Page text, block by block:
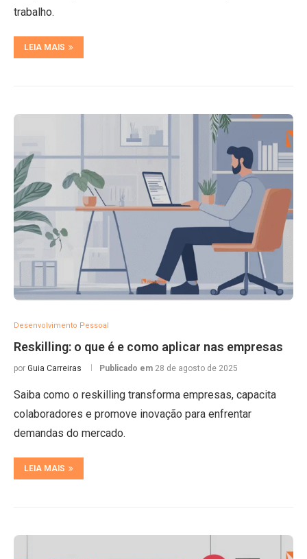
trabalho.
LEIA MAIS
Desenvolvimento Pessoal
Reskilling: o que é e como aplicar nas empresas
por Guia Carreiras Publicado em 28 de agosto de 2025
Saiba como o reskilling transforma empresas, capacita
colaboradores e promove inovação para enfrentar
demandas do mercado.
LEIA MAIS